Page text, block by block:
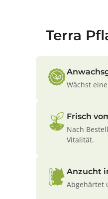
Terra
Wächst
Frisch
Nach
Vitalität.
Anzucht
Abgehärtet